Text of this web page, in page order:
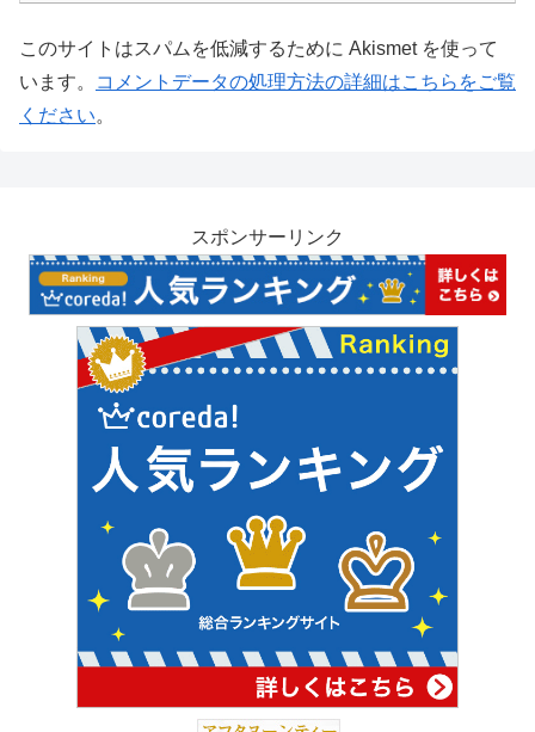
このサイトはスパムを低減するために Akismet を使って
います。
コメントデータの処理方法の詳細はこちらをご覧
ください。
スポンサーリンク